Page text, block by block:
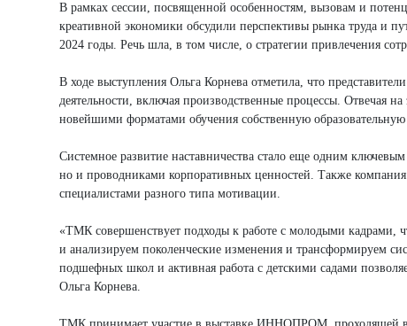
В рамках сессии, посвященной особенностям, вызовам и
креативной экономики обсудили перспективы рынка труда и
2024 годы. Речь шла, в том числе, о стратегии привлечения
В ходе выступления Ольга Корнева отметила, что
деятельности, включая производственные процессы. Отвечая
новейшими форматами обучения собственную
Системное развитие наставничества стало еще одним
но и проводниками корпоративных ценностей. Также
специалистами разного типа мотивации.
«ТМК совершенствует подходы к работе с молодыми кадрами,
и анализируем поколенческие изменения и трансформируем
подшефных школ и активная работа с детскими садами
Ольга Корнева.